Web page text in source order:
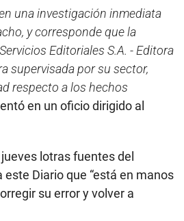
una investigación inmediata
y corresponde que la
Editoriales S.A. - Editora
supervisada por su sector,
respecto a los hechos
en un oficio dirigido al
lotras fuentes del
este Diario que “está en manos
su error y volver a